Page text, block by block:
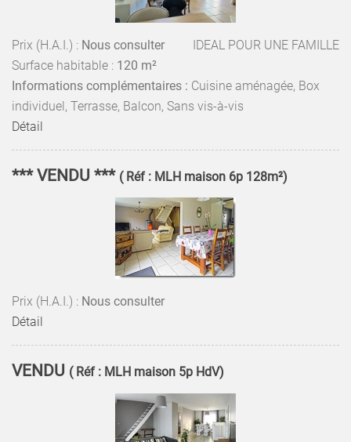
IDEAL POUR UNE FAMILLE
Prix (H.A.I.) : Nous consulter
Surface habitable : 120 m²
Informations complémentaires : Cuisine aménagée, Box
individuel, Terrasse, Balcon, Sans vis-à-vis
Détail
*** VENDU *** ( Réf : MLH maison 6p 128m²)
Prix (H.A.I.) : Nous consulter
Détail
VENDU ( Réf : MLH maison 5p HdV)